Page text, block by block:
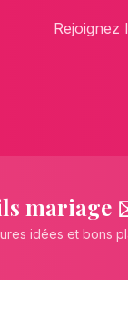
Rejoignez
mariage
idées et bons